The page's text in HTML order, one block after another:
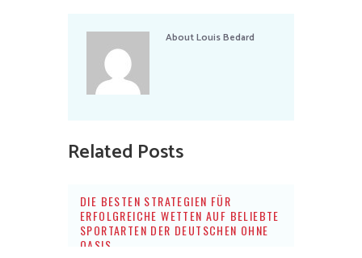
AboutLouis Bedard
Related Posts
DIE BESTEN STRATEGIEN FÜR
ERFOLGREICHE WETTEN AUF BELIEBTE
SPORTARTEN DER DEUTSCHEN OHNE
OASIS